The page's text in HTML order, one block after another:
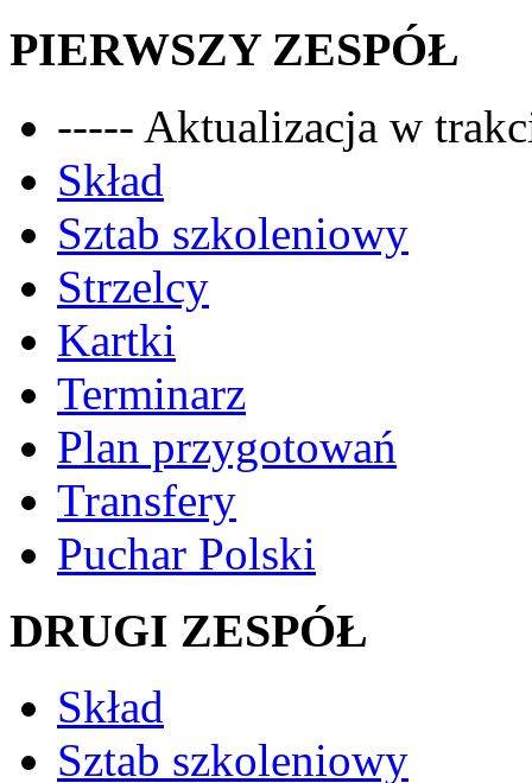
PIERWSZY ZESPÓŁ
----- Aktualizacja w
Skład
Sztab szkoleniowy
Strzelcy
Kartki
Terminarz
Plan przygotowań
Transfery
Puchar Polski
DRUGI ZESPÓŁ
Skład
Sztab szkoleniowy